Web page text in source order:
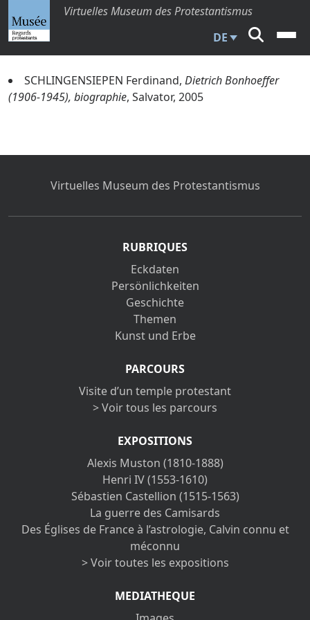
Virtuelles Museum des Protestantismus
DE
SCHLINGENSIEPEN Ferdinand, Dietrich Bonhoeffer
(1906-1945), biographie, Salvator, 2005
Virtuelles Museum des Protestantismus
RUBRIQUES
Eckdaten
Persönlichkeiten
Geschichte
Themen
Kunst und Erbe
PARCOURS
Visite d’un temple protestant
> Voir tous les parcours
EXPOSITIONS
Alexis Muston (1810-1888)
Henri IV (1553-1610)
Sébastien Castellion (1515-1563)
La guerre des Camisards
Des Églises de France à l’astrologie, Calvin connu et
méconnu
> Voir toutes les expositions
MEDIATHEQUE